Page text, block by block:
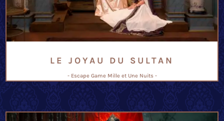
LE JOYAU DU SULTAN
- Escape Game Mille et Une Nuits -